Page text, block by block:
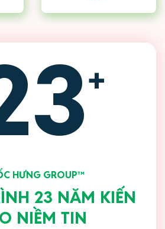
+
HƯNG GROUP™
23 NĂM KIẾN
NIỀM TIN